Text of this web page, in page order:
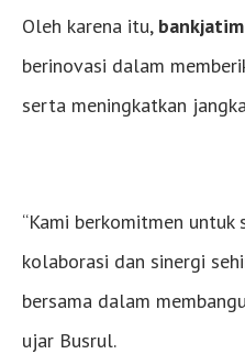
Oleh karena itu, bankjatim
berinovasi dalam
serta meningkatkan
“Kami berkomitmen untuk
kolaborasi dan sinergi
bersama dalam
ujar Busrul.